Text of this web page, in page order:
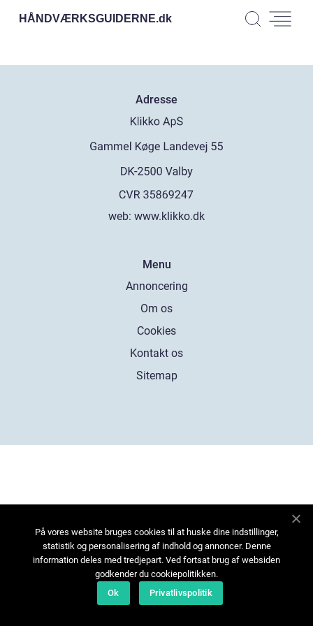
HÅNDVÆRKSGUIDERNE.dk
Adresse
web: www.klikko.dk
Menu
Annoncering
Om os
Cookies
Kontakt os
Sitemap
På vores website bruges cookies til at huske dine indstillinger,
statistik og personalisering af indhold og annoncer. Denne
information deles med tredjepart. Ved fortsat brug af websiden
godkender du cookiepolitikken.
Ok
Privatlivspolitik